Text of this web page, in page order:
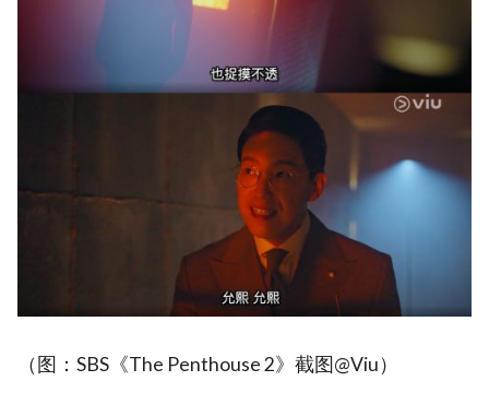
（图：SBS《The Penthouse 2》截图@Viu）